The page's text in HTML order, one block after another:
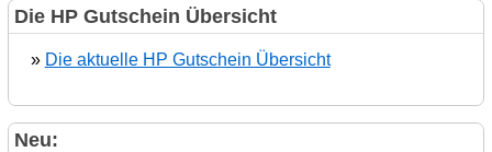
Die HP Gutschein Übersicht
» Die aktuelle HP Gutschein Übersicht
Neu: